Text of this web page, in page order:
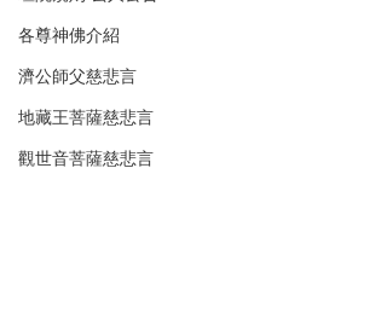
各尊神佛介紹
濟公師父慈悲言
地藏王菩薩慈悲言
觀世音菩薩慈悲言